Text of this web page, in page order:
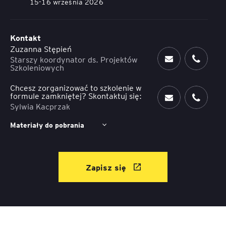
Kontakt
Zuzanna Stępień
Starszy koordynator ds. Projektów
Szkoleniowych
Chcesz zorganizować to szkolenie w
formule zamkniętej? Skontaktuj się:
Sylwia Kacprzak
Materiały do pobrania
Zapisz się